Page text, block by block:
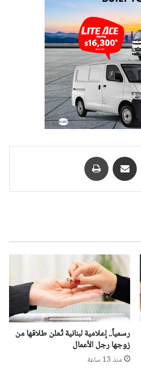
تيلقرام مشاركة عبر البريد
رسمياً.. إعلامية لبنانية تُعلن طلاقها من
زوجها رجل الأعمال
منذ 13 ساعة